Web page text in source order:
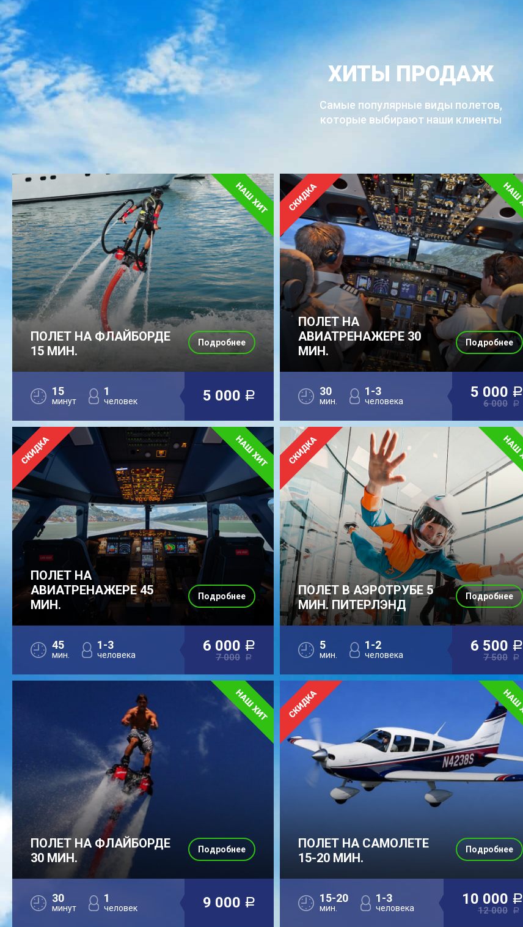
ХИТЫ ПРОДАЖ
Самые популярные виды полетов,
которые выбирают наши клиенты
ПОЛЕТ НА ФЛАЙБОРДЕ
15 МИН.
15
минут
1
человек 5 000 a
Подробнее
ПОЛЕТ НА
АВИАТРЕНАЖЕРЕ 30
МИН.
30
мин.
1-3
человека
5 000 a
6 000 a
Подробнее
ПОЛЕТ НА
АВИАТРЕНАЖЕРЕ 45
МИН.
45
мин.
1-3
человека
6 000 a
7 000 a
Подробнее
ПОЛЕТ В АЭРОТРУБЕ 5
МИН. ПИТЕРЛЭНД
5
мин.
1-2
человека
6 500 a
7 500 a
Подробнее
ПОЛЕТ НА ФЛАЙБОРДЕ
30 МИН.
30
минут
1
человек 9 000 a
Подробнее
ПОЛЕТ НА САМОЛЕТЕ
15-20 МИН.
15-20
мин.
1-3
человека
10 000 a
12 000 a
Подробнее